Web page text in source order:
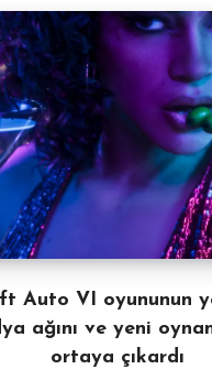
Auto VI oyununun
ağını ve yeni
ortaya çıkardı